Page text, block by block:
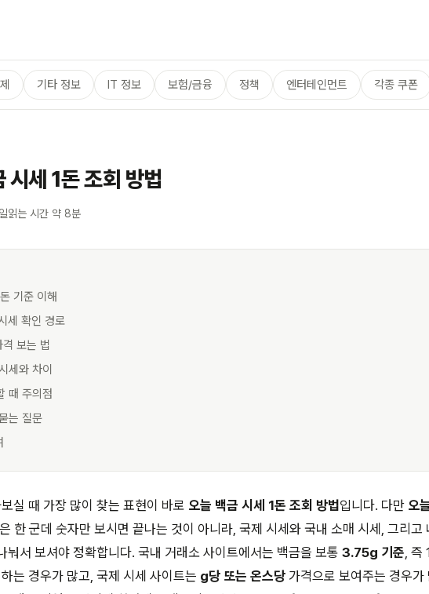
기타 정보 IT 정보 보험/금융 정책 엔터테인먼트 각종 쿠폰
시세 1돈 조회 방법
읽는 시간 약 8분
기준 이해
세 확인 경로
보는 법
세와 차이
때 주의점
는 질문
실 때 가장 많이 찾는 표현이 바로 오늘 백금 시세 1돈 조회 방법입니다. 다만 오
은 한 군데 숫자만 보시면 끝나는 것이 아니라, 국제 시세와 국내 소매 시세, 그리고
눠서 보셔야 정확합니다. 국내 거래소 사이트에서는 백금을 보통 3.75g 기준, 즉
는 경우가 많고, 국제 시세 사이트는 g당 또는 온스당 가격으로 보여주는 경우가